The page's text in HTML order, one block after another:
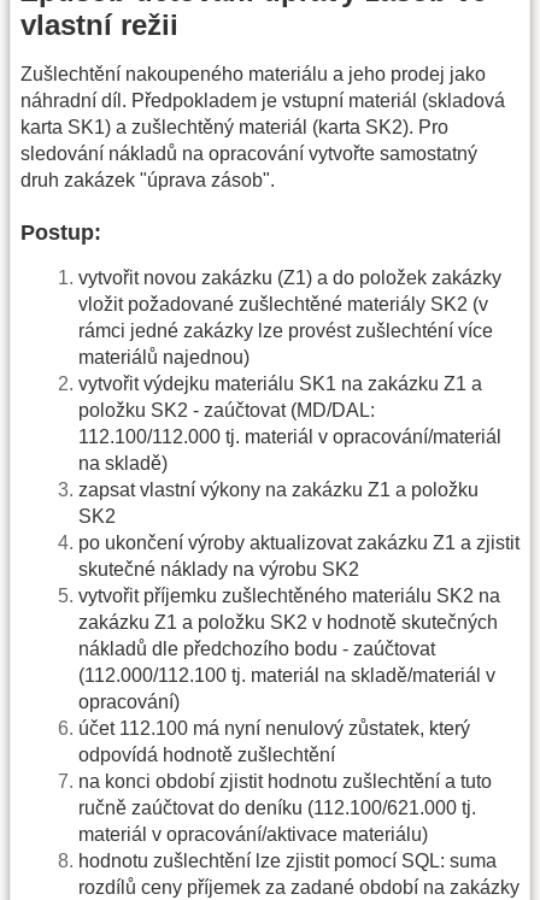
vlastní režii
Zušlechtění nakoupeného materiálu a jeho prodej jako
náhradní díl. Předpokladem je vstupní materiál (skladová
karta SK1) a zušlechtěný materiál (karta SK2). Pro
sledování nákladů na opracování vytvořte samostatný
druh zakázek "úprava zásob".
Postup:
vytvořit novou zakázku (Z1) a do položek zakázky
vložit požadované zušlechtěné materiály SK2 (v
rámci jedné zakázky lze provést zušlechténí více
materiálů najednou)
vytvořit výdejku materiálu SK1 na zakázku Z1 a
položku SK2 - zaúčtovat (MD/DAL:
112.100/112.000 tj. materiál v opracování/materiál
na skladě)
zapsat vlastní výkony na zakázku Z1 a položku
SK2
po ukončení výroby aktualizovat zakázku Z1 a zjistit
skutečné náklady na výrobu SK2
vytvořit příjemku zušlechtěného materiálu SK2 na
zakázku Z1 a položku SK2 v hodnotě skutečných
nákladů dle předchozího bodu - zaúčtovat
(112.000/112.100 tj. materiál na skladě/materiál v
opracování)
účet 112.100 má nyní nenulový zůstatek, který
odpovídá hodnotě zušlechtění
na konci období zjistit hodnotu zušlechtění a tuto
ručně zaúčtovat do deníku (112.100/621.000 tj.
materiál v opracování/aktivace materiálu)
hodnotu zušlechtění lze zjistit pomocí SQL: suma
rozdílů ceny příjemek za zadané období na zakázky